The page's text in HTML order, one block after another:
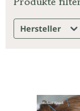
Hersteller